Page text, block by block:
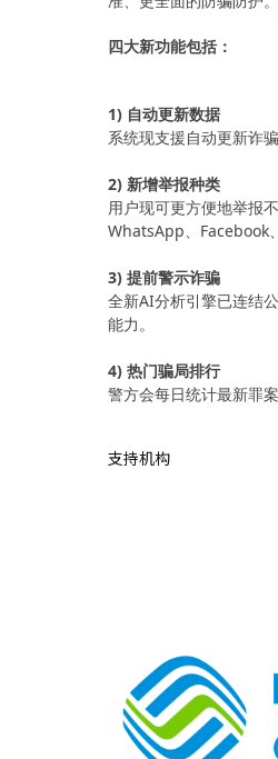
四大新功能包括：
1) 自动更新数据
系统现支援自动更新诈
2) 新增举报种类
用户现可更方便地举报
WhatsApp、Facebook
3) 提前警示诈骗
全新AI分析引擎已连结
能力。
4) 热门骗局排行
警方会每日统计最新罪
支持机构